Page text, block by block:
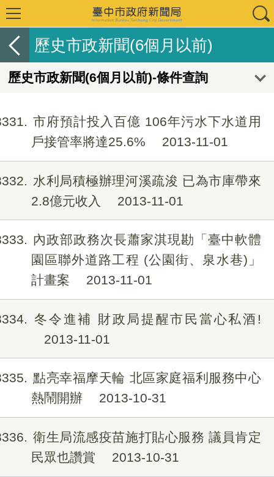
歷史市政新聞(6個月以前)
歷史市政新聞(6個月以前)-條件查詢
市府預計投入百億 106年污水下水道用
戶接管率將達25.6%
2013-11-01
水利局積極辦理河溪疏浚 已為市庫帶來
2.8億元收入
2013-11-01
內政部政務次長蕭家淇現勘「臺中軟體
園區聯外道路工程 (公園街、泉水巷)」
計畫案
2013-11-01
冬令進補 財政局提醒市民當心私酒!
2013-11-01
點亮幸福摩天輪 北區家庭福利服務中心
熱鬧開辦
2013-10-31
衛生局流感疫苗施打貼心服務 議員肯定
民眾也讚賞
2013-10-31